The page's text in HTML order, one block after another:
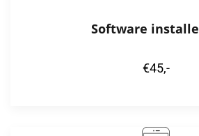
Software
€45,-